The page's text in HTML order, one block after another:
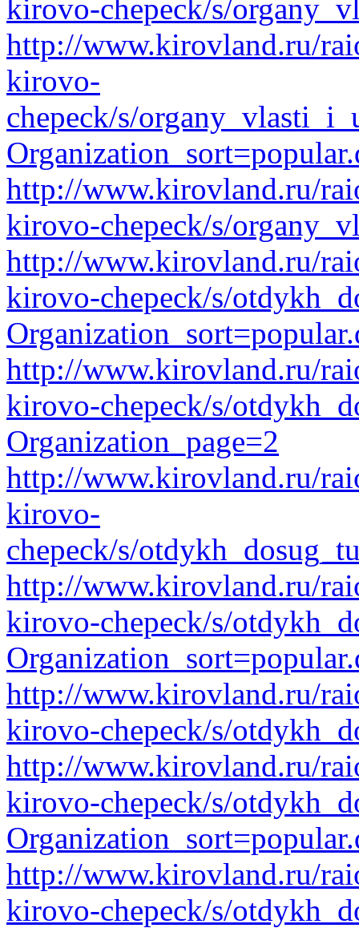
kirovo-chepeck/s/
http://www.kirovland.ru/
kirovo-
chepeck/s/
http://www.kirovland.ru/
kirovo-chepeck/s/
http://www.kirovland.ru/
kirovo-chepeck/s/
http://www.kirovland.ru/
kirovo-chepeck/s/
Organization_page=2
http://www.kirovland.ru/
kirovo-
chepeck/s/
http://www.kirovland.ru/
kirovo-chepeck/s/
http://www.kirovland.ru/
kirovo-chepeck/s/
http://www.kirovland.ru/
kirovo-chepeck/s/
http://www.kirovland.ru/
kirovo-chepeck/s/